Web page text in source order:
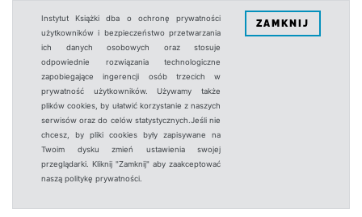
Instytut Książki dba o ochronę prywatności
użytkowników i bezpieczeństwo przetwarzania
ich danych osobowych oraz stosuje
odpowiednie rozwiązania technologiczne
zapobiegające ingerencji osób trzecich w
prywatność użytkowników. Używamy także
plików cookies, by ułatwić korzystanie z naszych
serwisów oraz do celów statystycznych.Jeśli nie
chcesz, by pliki cookies były zapisywane na
Twoim dysku zmień ustawienia swojej
przeglądarki. Kliknij "Zamknij" aby zaakceptować
naszą politykę prywatności.
ZAMKNIJ